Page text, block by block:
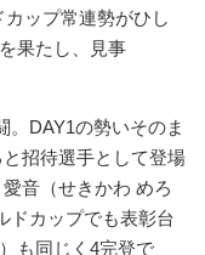
ップ常連勢がひし
果たし、見事
。DAY1の勢いそのま
招待選手として登場
音（せきかわ めろ
ドカップでも表彰台
も同じく4完登で